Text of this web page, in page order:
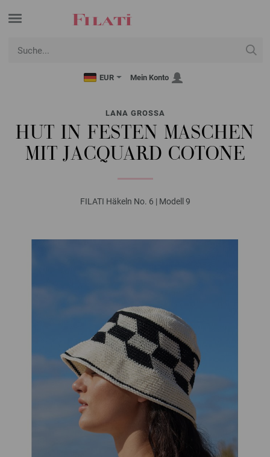
EUR Mein Konto
LANA GROSSA
HUT IN FESTEN MASCHEN
MIT JACQUARD COTONE
FILATI Häkeln No. 6 | Modell 9